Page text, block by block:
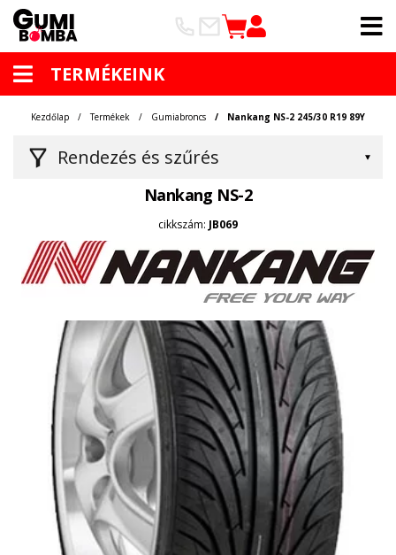
TERMÉKEINK
Rendezés és szűrés
Kezdőlap Termékek Gumiabroncs Nankang NS-2 245/30 R19 89Y
Nankang NS-2
cikkszám: JB069